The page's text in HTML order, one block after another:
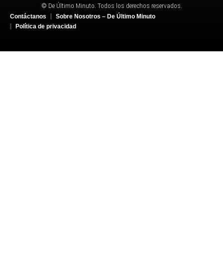
© De Último Minuto. Todos los derechos reservados.
Contáctanos
Sobre Nosotros – De Último Minuto
Política de privacidad